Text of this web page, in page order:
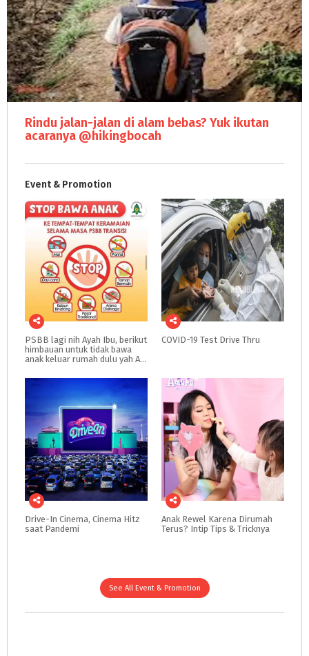
Rindu jalan-jalan di alam bebas? Yuk ikutan
acaranya @hikingbocah
Event & Promotion
PSBB lagi nih Ayah Ibu, berikut
himbauan untuk tidak bawa
anak keluar rumah dulu yah Ayah Ibu
COVID-19 Test Drive Thru
Drive-In Cinema, Cinema Hitz
saat Pandemi
Anak Rewel Karena Dirumah
Terus? Intip Tips & Tricknya
See All Event & Promotion